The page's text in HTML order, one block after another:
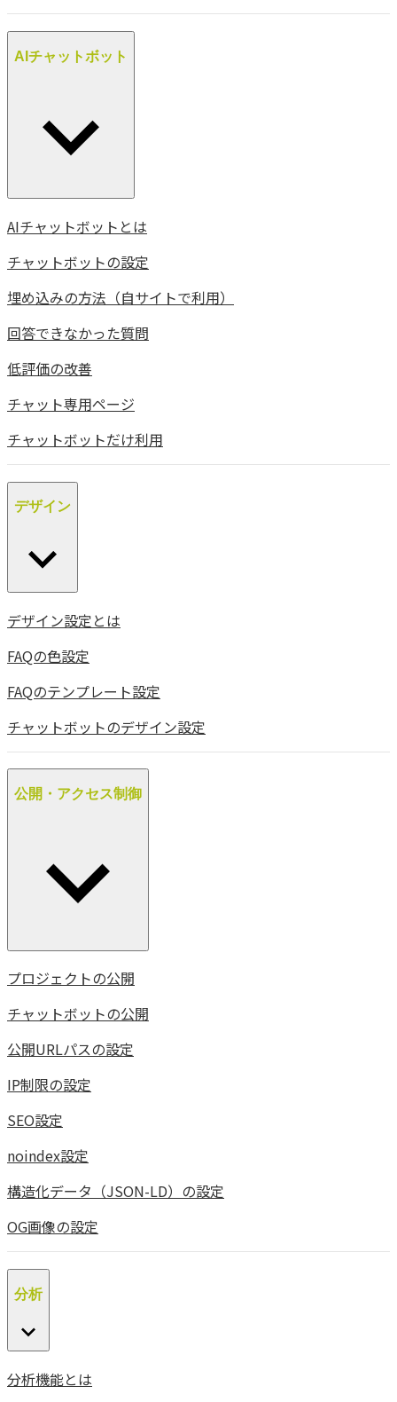
AIチャットボット
AIチャットボットとは
チャットボットの設定
埋め込みの方法（自サイトで利用）
回答できなかった質問
低評価の改善
チャット専用ページ
チャットボットだけ利用
デザイン
デザイン設定とは
FAQの色設定
FAQのテンプレート設定
チャットボットのデザイン設定
公開・アクセス制御
プロジェクトの公開
チャットボットの公開
公開URLパスの設定
IP制限の設定
SEO設定
noindex設定
構造化データ（JSON-LD）の設定
OG画像の設定
分析
分析機能とは